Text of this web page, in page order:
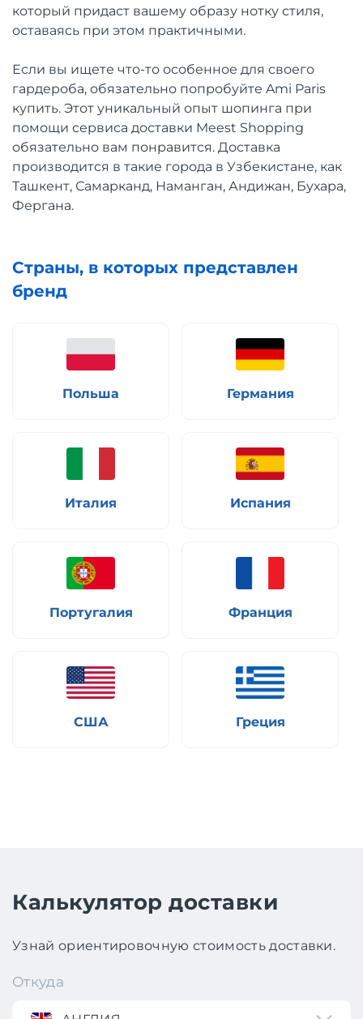
который придаст вашему образу нотку стиля,
оставаясь при этом практичными.
Если вы ищете что-то особенное для своего
гардероба, обязательно попробуйте Ami Paris
купить. Этот уникальный опыт шопинга при
помощи сервиса доставки Meest Shopping
обязательно вам понравится. Доставка
производится в такие города в Узбекистане, как
Ташкент, Самарканд, Наманган, Андижан, Бухара,
Фергана.
Страны, в которых представлен
бренд
Польша Германия
Италия Испания
Португалия Франция
США Греция
Калькулятор доставки
Узнай ориентировочную стоимость доставки.
Откуда